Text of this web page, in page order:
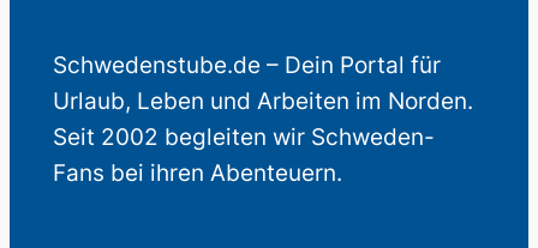
Schwedenstube.de – Dein Portal für
Urlaub, Leben und Arbeiten im Norden.
Seit 2002 begleiten wir Schweden-
Fans bei ihren Abenteuern.